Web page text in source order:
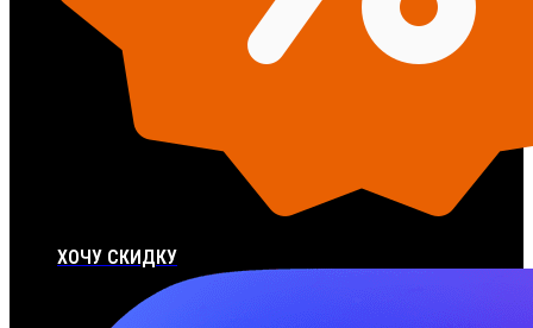
ХОЧУ СКИДКУ